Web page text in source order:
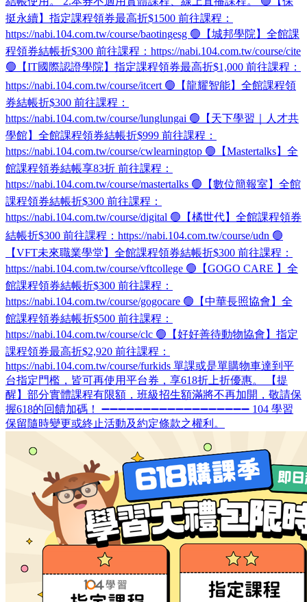
挺永續】指定課程領券最高折$1500 前往課程：
https://nabi.104.com.tw/course/baotingesg 🟢【城邦學院】全館課
程領券結帳折$300 前往課程：https://nabi.104.com.tw/course/cite
🟢【IT國際認證學院】指定課程領券最高折$1,000 前往課程：
https://nabi.104.com.tw/course/itcert 🟢【龍耀智能】全館課程領
券結帳折$300 前往課程：
https://nabi.104.com.tw/course/lunglungai 🟢【天下學習｜人才共
學館】全館課程領券結帳折$999 前往課程：
https://nabi.104.com.tw/course/cwlearningtop 🟢【Mastertalks】全
館課程領券結帳享83折 前往課程：
https://nabi.104.com.tw/course/mastertalks 🟢【數位簡報室】全館
課程領券結帳折$300 前往課程：
https://nabi.104.com.tw/course/digital 🟢【橘世代】全館課程領券
結帳折$300 前往課程：https://nabi.104.com.tw/course/udn 🟢
【VFT未來職業學堂】全館課程領券結帳折$300 前往課程：
https://nabi.104.com.tw/course/vftcollege 🟢【GOGO CARE 】全
館課程領券結帳折$300 前往課程：
https://nabi.104.com.tw/course/gogocare 🟢【中華長照協會】全
館課程領券結帳折$500 前往課程：
https://nabi.104.com.tw/course/clc 🟢【好好善待動物協會】指定
課程領券最高折$2,920 前往課程：
https://nabi.104.com.tw/course/furkids 單課或是單購物車達到平
台指定門檻，皆可再使用平台券，享618折上折優惠。 【提
醒】部分實體課程有限額，班級招生額滿將不再加開，敬請保
握618的回饋加碼！ ➖➖➖➖➖➖➖➖➖➖➖➖➖➖➖➖➖➖ 104 學習
保留隨時變更或終止活動及約定條款之權利。